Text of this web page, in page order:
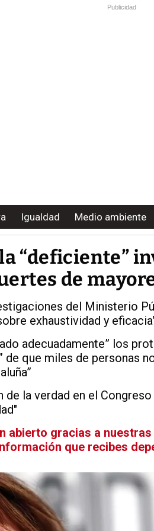
Publicidad
Igualdad Medio ambiente
“deficiente”
de
del Ministerio
exhaustividad y
adecuadamente” los
de que miles de personas
la verdad en el
abierto gracias a
que recibes